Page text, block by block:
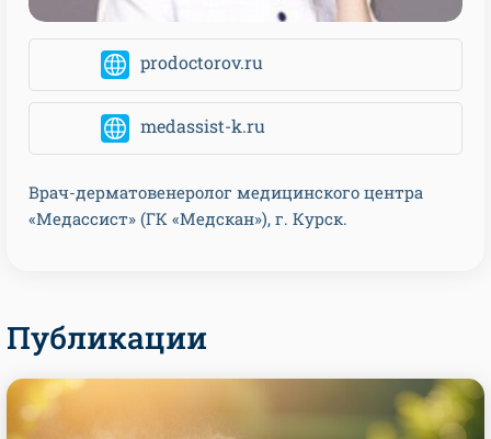
prodoctorov.ru
medassist-k.ru
Врач-дерматовенеролог медицинского центра
«Медассист» (ГК «Медскан»), г. Курск.
Публикации